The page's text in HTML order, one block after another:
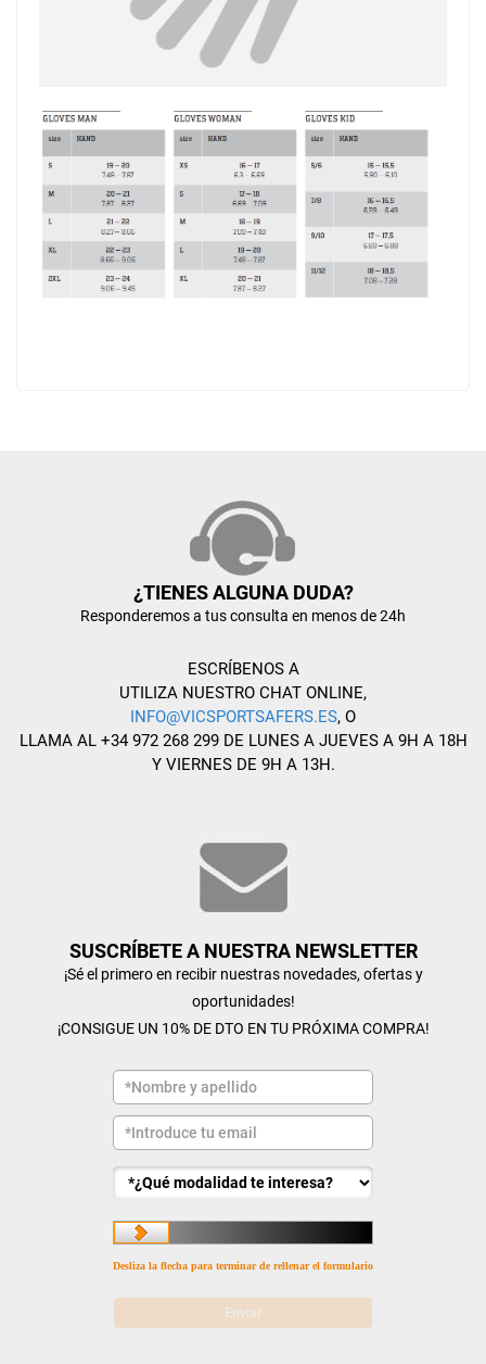
¿TIENES ALGUNA DUDA?
Responderemos a tus consulta en menos de 24h
ESCRÍBENOS A
UTILIZA NUESTRO CHAT ONLINE,
INFO@VICSPORTSAFERS.ES, O
LLAMA AL +34 972 268 299 DE LUNES A JUEVES A 9H A 18H
Y VIERNES DE 9H A 13H.
SUSCRÍBETE A NUESTRA NEWSLETTER
¡Sé el primero en recibir nuestras novedades, ofertas y
oportunidades!
¡CONSIGUE UN 10% DE DTO EN TU PRÓXIMA COMPRA!
Desliza la flecha para terminar de rellenar el formulario